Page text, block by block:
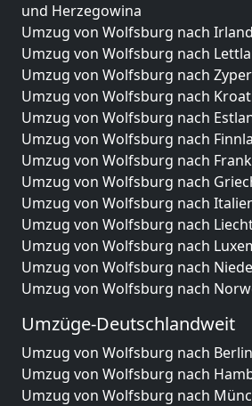
und Herzegowina
Umzug von Wolfsburg nach Irland
Umzug von Wolfsburg nach
Umzug von Wolfsburg nach
Umzug von Wolfsburg nach
Umzug von Wolfsburg nach
Umzug von Wolfsburg nach
Umzug von Wolfsburg nach
Umzug von Wolfsburg nach
Umzug von Wolfsburg nach
Umzug von Wolfsburg nach
Umzug von Wolfsburg nach
Umzug von Wolfsburg nach
Umzug von Wolfsburg nach
Umzüge-Deutschlandweit
Umzug von Wolfsburg nach Berlin
Umzug von Wolfsburg nach
Umzug von Wolfsburg nach